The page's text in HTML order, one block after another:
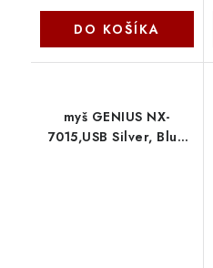
DO KOŠÍKA
myš GENIUS NX-
7015,USB Silver, Blue